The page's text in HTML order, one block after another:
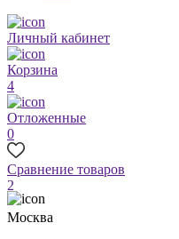
Личный кабинет
Корзина
4
Отложенные
0
Сравнение товаров
2
Москва